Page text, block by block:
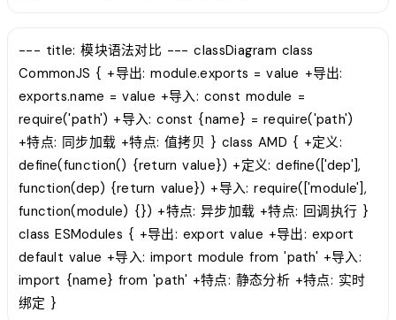
--- title: 模块语法对比 --- classDiagram class
CommonJS { +导出: module.exports = value +导出:
exports.name = value +导入: const module =
require('path') +导入: const {name} = require('path')
+特点: 同步加载 +特点: 值拷贝 } class AMD { +定义:
define(function() {return value}) +定义: define(['dep'],
function(dep) {return value}) +导入: require(['module'],
function(module) {}) +特点: 异步加载 +特点: 回调执行 }
class ESModules { +导出: export value +导出: export
default value +导入: import module from 'path' +导入:
import {name} from 'path' +特点: 静态分析 +特点: 实时
绑定 }